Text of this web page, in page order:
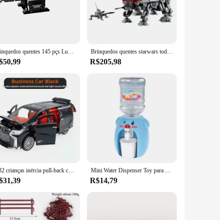
every set is a treasure trove of whimsy and wonder,
fine motor skills. The variety of components included
it's a cozy tea party for dolls or a daring rescue mission
looking to offer a diverse range of products to their
looking to add a touch of whimsy to your store's
Brinquedos quentes 145 pçs Lukeskywalker sabre de luz decoração para casa modelo 40730 tijolos blocos de construção espaço guerras conjuntos adultos brinquedos presentes Brinquedos quentes starwars todo terreno atuador tático em-te com 75337 modelo kit de construção tijolos de travamento automático aniversário presente de natal
R$205,98
1:32 crianças inércia pull-back carro brinquedo com iluminação simulação de som modelo de carro comercial menino presente carro de brinquedo crianças presente do feriado Mini Water Dispenser Toy para crianças, desenhos animados bonitos, suco, leite, bebedouro, fingir brincar, brinquedos de cozinha para meninos e meninas, presente
R$14,79